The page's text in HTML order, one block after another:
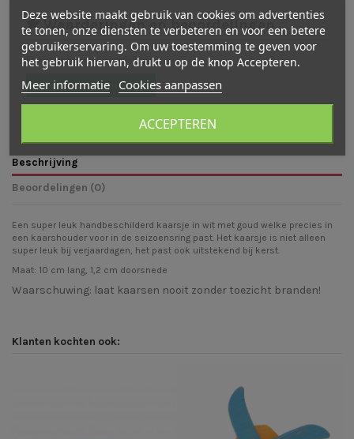
Waarderingen en beoordelingen
Er zijn nog geen beoordelingen
Schrijf een beoordeling
Beschrijving
Beoordelingen (0)
Een super leuk handbeschilderd kaarsje in wit met goud welke precies in
een kaarshouder voor in de seizoensring past. Het kaarsje is niet alleen
super leuk bij verjaardagen, het past ook uitstekend bij kerst.
Maat: 10 cm lang, 1,2 cm doorsnede
Waarschuwing: laat kaarsen nooit zonder toezicht branden!
Klanten kochten ook:
Deze website maakt gebruik van cookies om advertenties
te tonen, onze diensten te verbeteren en voor een betere
gebruikerservaring. Om uw toestemming te geven voor
het gebruik hiervan, drukt u op de knop Accepteren.
Meer informatie Cookies aanpassen
ACCEPTEREN